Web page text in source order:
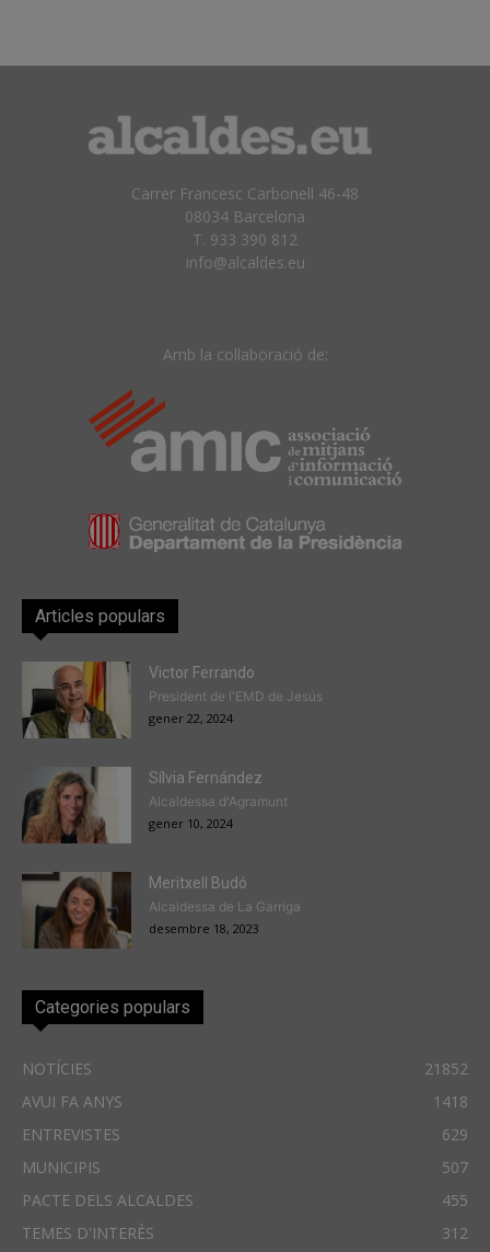
Carrer Francesc Carbonell 46-48
08034 Barcelona
T. 933 390 812
info@alcaldes.eu
Amb la col·laboració de:
Articles populars
Victor Ferrando
President de l'EMD de Jesús
gener 22, 2024
Sílvia Fernández
Alcaldessa d'Agramunt
gener 10, 2024
Meritxell Budó
Alcaldessa de La Garriga
desembre 18, 2023
Categories populars
NOTÍCIES
21852
AVUI FA ANYS
1418
ENTREVISTES
629
MUNICIPIS
507
PACTE DELS ALCALDES
455
TEMES D'INTERÈS
312